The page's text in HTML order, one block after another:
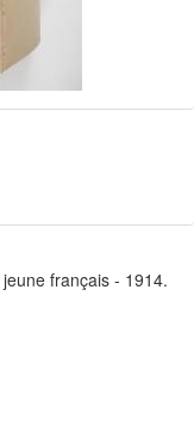
français - 1914.